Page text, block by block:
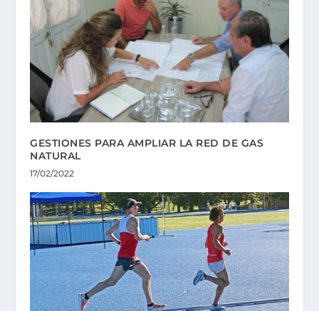
GESTIONES PARA AMPLIAR LA RED DE GAS
NATURAL
17/02/2022